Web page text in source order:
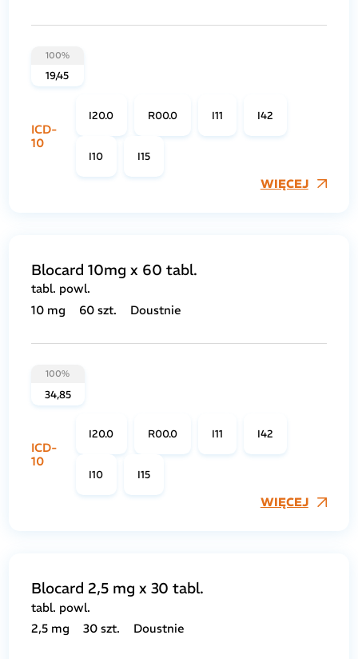
100%
19,45
ICD-
10
I20.0 R00.0 I11 I42
I10 I15
WIĘCEJ
Blocard 10mg x 60 tabl.
tabl. powl.
10 mg
60 szt. Doustnie
100%
34,85
ICD-
10
I20.0 R00.0 I11 I42
I10 I15
WIĘCEJ
Blocard 2,5 mg x 30 tabl.
tabl. powl.
2,5 mg
30 szt. Doustnie